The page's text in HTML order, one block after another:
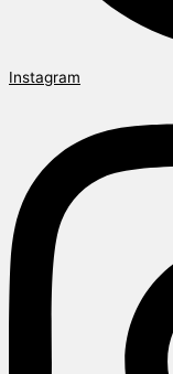
Instagram